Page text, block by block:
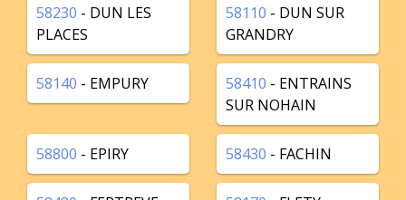
58230 - DUN LES
PLACES
58110 - DUN SUR
GRANDRY
58140 - EMPURY 58410 - ENTRAINS
SUR NOHAIN
58800 - EPIRY 58430 - FACHIN